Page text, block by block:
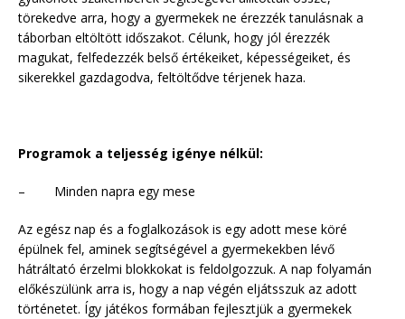
törekedve arra, hogy a gyermekek ne érezzék tanulásnak a
táborban eltöltött időszakot. Célunk, hogy jól érezzék
magukat, felfedezzék belső értékeiket, képességeiket, és
sikerekkel gazdagodva, feltöltődve térjenek haza.
Programok a teljesség igénye nélkül:
– Minden napra egy mese
Az egész nap és a foglalkozások is egy adott mese köré
épülnek fel, aminek segítségével a gyermekekben lévő
hátráltató érzelmi blokkokat is feldolgozzuk. A nap folyamán
előkészülünk arra is, hogy a nap végén eljátsszuk az adott
történetet. Így játékos formában fejlesztjük a gyermekek